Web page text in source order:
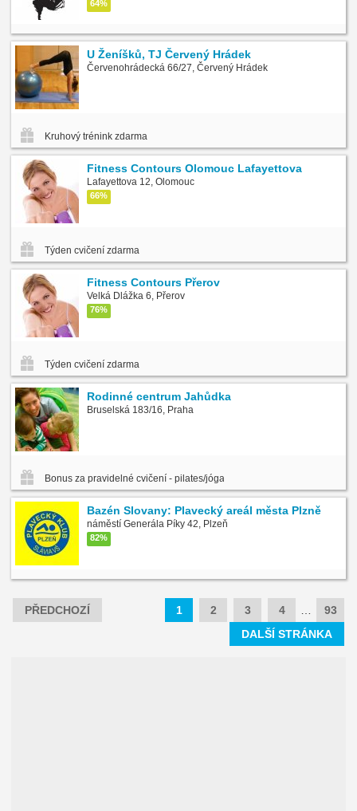
64%
U Ženíšků, TJ Červený Hrádek
Červenohrádecká 66/27, Červený Hrádek
Kruhový trénink zdarma
Fitness Contours Olomouc Lafayettova
Lafayettova 12, Olomouc
66%
Týden cvičení zdarma
Fitness Contours Přerov
Velká Dlážka 6, Přerov
76%
Týden cvičení zdarma
Rodinné centrum Jahůdka
Bruselská 183/16, Praha
Bonus za pravidelné cvičení - pilates/jóga
Bazén Slovany: Plavecký areál města Plzně
náměstí Generála Píky 42, Plzeň
82%
PŘEDCHOZÍ 1 2 3 4
93
DALŠÍ STRÁNKA